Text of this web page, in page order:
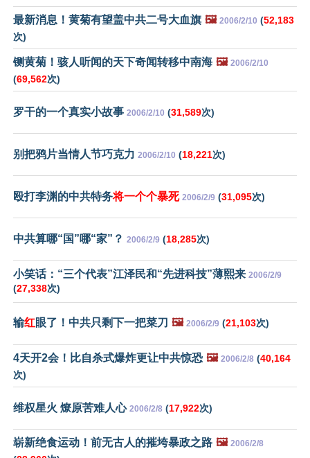
最新消息！黄菊有望盖中共二号大血旗 🖼️ 2006/2/10 (52,183
次)
铡黄菊！骇人听闻的天下奇闻转移中南海 🖼️ 2006/2/10
(69,562次)
罗干的一个真实小故事 2006/2/10 (31,589次)
别把鸦片当情人节巧克力 2006/2/10 (18,221次)
殴打李渊的中共特务将一个个暴死 2006/2/9 (31,095次)
中共算哪“国”哪“家”？ 2006/2/9 (18,285次)
小笑话：“三个代表”江泽民和“先进科技”薄熙来 2006/2/9
(27,338次)
输红眼了！中共只剩下一把菜刀 🖼️ 2006/2/9 (21,103次)
4天开2会！比自杀式爆炸更让中共惊恐 🖼️ 2006/2/8 (40,164
次)
维权星火 燎原苦难人心 2006/2/8 (17,922次)
崭新绝食运动！前无古人的摧垮暴政之路 🖼️ 2006/2/8